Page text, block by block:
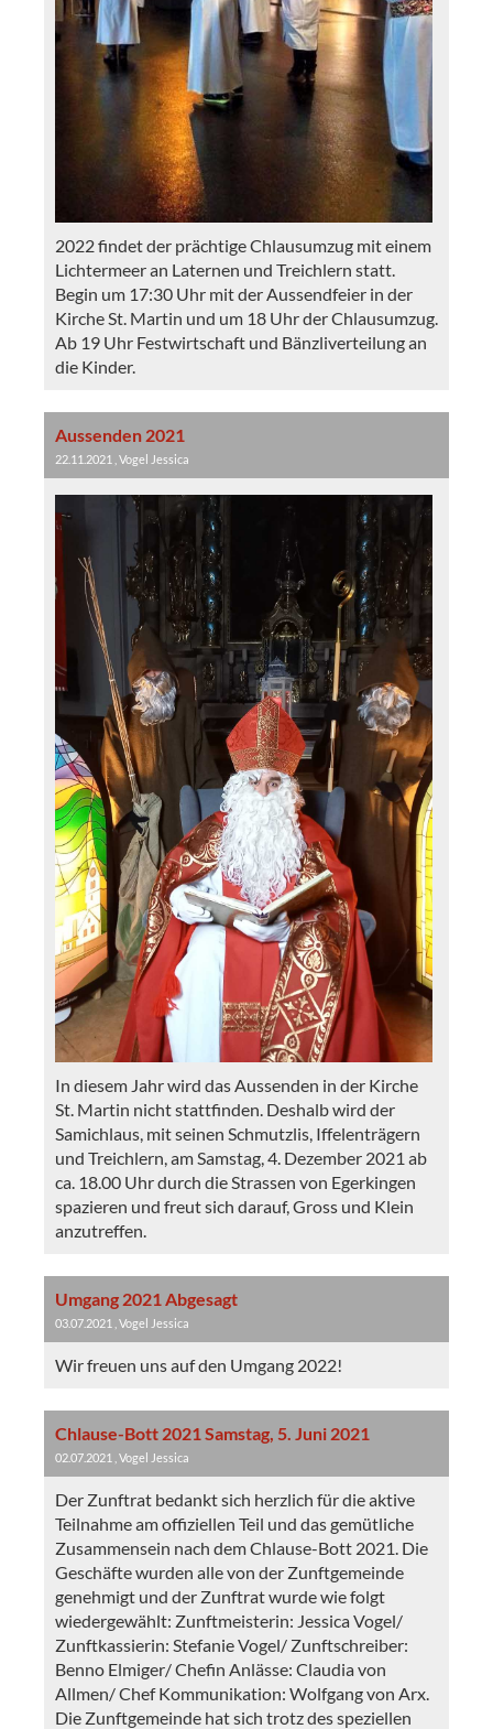
2022 findet der prächtige Chlausumzug mit einem
Lichtermeer an Laternen und Treichlern statt.
Begin um 17:30 Uhr mit der Aussendfeier in der
Kirche St. Martin und um 18 Uhr der Chlausumzug.
Ab 19 Uhr Festwirtschaft und Bänzliverteilung an
die Kinder.
Aussenden 2021
22.11.2021 , Vogel Jessica
In diesem Jahr wird das Aussenden in der Kirche
St. Martin nicht stattfinden. Deshalb wird der
Samichlaus, mit seinen Schmutzlis, Iffelenträgern
und Treichlern, am Samstag, 4. Dezember 2021 ab
ca. 18.00 Uhr durch die Strassen von Egerkingen
spazieren und freut sich darauf, Gross und Klein
anzutreffen.
Umgang 2021 Abgesagt
03.07.2021 , Vogel Jessica
Wir freuen uns auf den Umgang 2022!
Chlause-Bott 2021 Samstag, 5. Juni 2021
02.07.2021 , Vogel Jessica
Der Zunftrat bedankt sich herzlich für die aktive
Teilnahme am offiziellen Teil und das gemütliche
Zusammensein nach dem Chlause-Bott 2021. Die
Geschäfte wurden alle von der Zunftgemeinde
genehmigt und der Zunftrat wurde wie folgt
wiedergewählt: Zunftmeisterin: Jessica Vogel/
Zunftkassierin: Stefanie Vogel/ Zunftschreiber:
Benno Elmiger/ Chefin Anlässe: Claudia von
Allmen/ Chef Kommunikation: Wolfgang von Arx.
Die Zunftgemeinde hat sich trotz des speziellen